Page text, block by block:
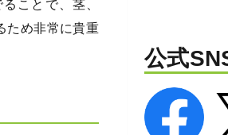
ことで、茎、
ため非常に貴重
公式